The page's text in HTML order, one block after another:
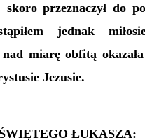
przeznaczył do
jednak
miarę obfitą
Jezusie.
ŁUKASZA: